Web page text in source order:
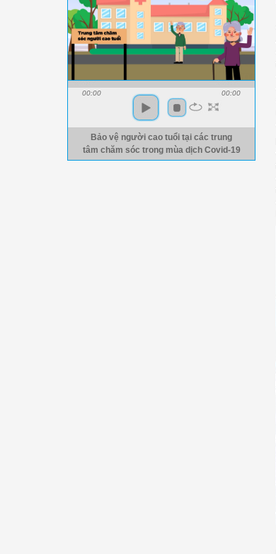
00:00 00:00
Bảo vệ người cao tuổi tại các trung
tâm chăm sóc trong mùa dịch Covid-19